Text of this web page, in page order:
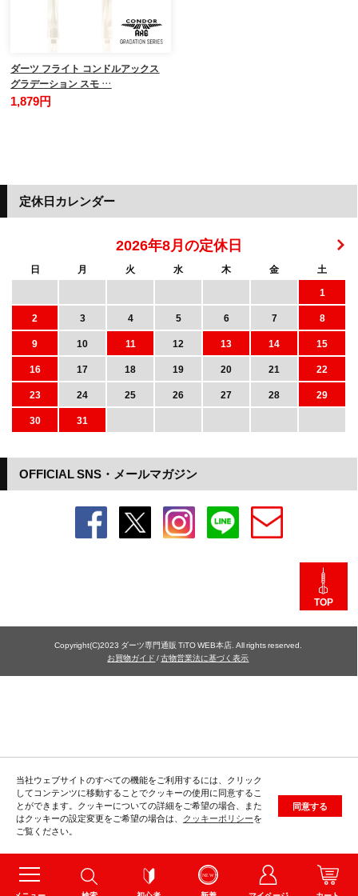
ダーツ フライト コンドルアックス
グラデーション スモ …
1,879円
当社ウェブサイトのすべての機能をご利用するには、クリック
してコンテンツに移動することでクッキーの使用に同意するこ
とができます。クッキーについての詳細をご希望の場合、また
はクッキーの設定変更をご希望の場合は、 クッキーポリシーを
ご覧ください。
同意する
OFFICIAL SNS・メールマガジン
定休日カレンダー
2026年8月の定休日
日 月 火 水 木 金
土
1
2
3 4 5 6 7
8
9
10 11 12 13 14
15
16
17 18 19 20 21
22
23
24 25 26 27 28
29
30
31
TOP
Copyright(C)2023 ダーツ専門通販 TiTO WEB本店. All rights reserved.
お買物ガイド /古物営業法に基づく表示